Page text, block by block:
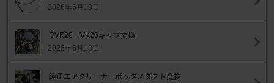
2026年6月18日
CVK20→VK20キャブ交換
2026年6月13日
純正エアクリーナーボックスダクト交換